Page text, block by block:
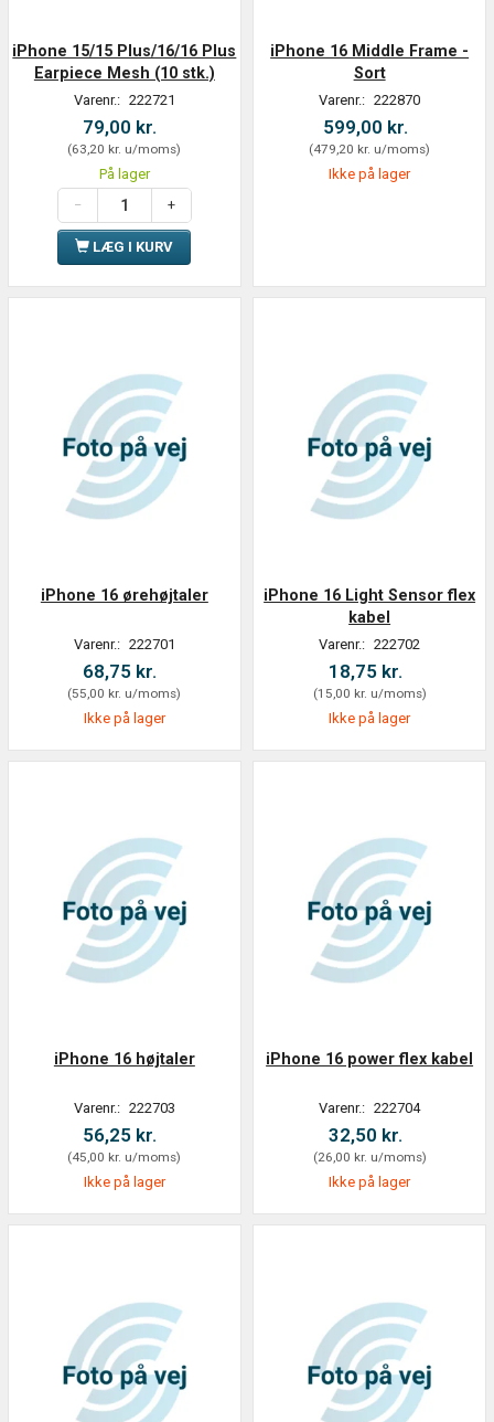
iPhone 15/15 Plus/16/16 Plus
Earpiece Mesh (10 stk.)
Varenr.: 222721
79,00 kr.
(63,20 kr. u/moms)
På lager
LÆG I KURV
iPhone 16 Middle Frame -
Sort
Varenr.: 222870
599,00 kr.
(479,20 kr. u/moms)
Ikke på lager
iPhone 16 ørehøjtaler
Varenr.: 222701
68,75 kr.
(55,00 kr. u/moms)
Ikke på lager
iPhone 16 Light Sensor flex
kabel
Varenr.: 222702
18,75 kr.
(15,00 kr. u/moms)
Ikke på lager
iPhone 16 højtaler
Varenr.: 222703
56,25 kr.
(45,00 kr. u/moms)
Ikke på lager
iPhone 16 power flex kabel
Varenr.: 222704
32,50 kr.
(26,00 kr. u/moms)
Ikke på lager